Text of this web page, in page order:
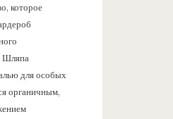
которое
Шляпа
для особых
органичным,